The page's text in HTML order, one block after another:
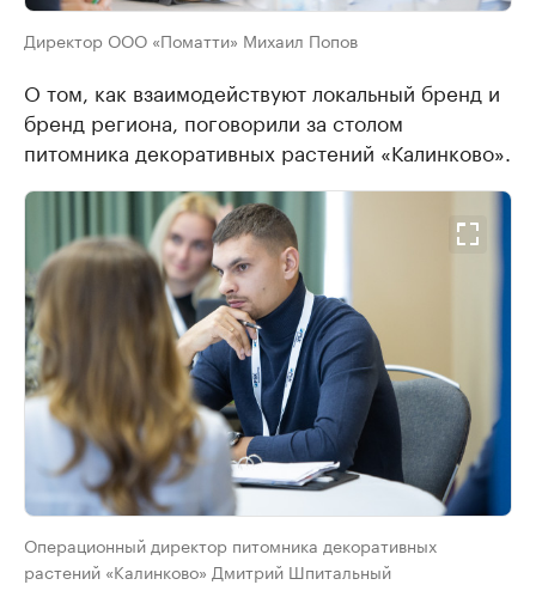
Директор ООО «Поматти» Михаил Попов
О том, как взаимодействуют локальный бренд и
бренд региона, поговорили за столом
питомника декоративных растений «Калинково».
Операционный директор питомника декоративных
растений «Калинково» Дмитрий Шпитальный